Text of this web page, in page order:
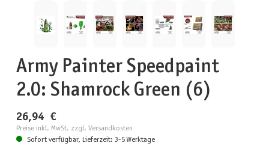
Army Painter Speedpaint
2.0: Shamrock Green (6)
26,94 €
Preise inkl. MwSt. zzgl. Versandkosten
Sofort verfügbar, Lieferzeit: 3-5 Werktage